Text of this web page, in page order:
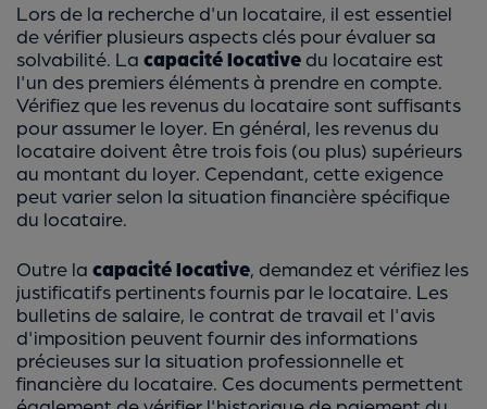
Lors de la recherche d'un locataire, il est essentiel
de vérifier plusieurs aspects clés pour évaluer sa
solvabilité. La capacité locative du locataire est
l'un des premiers éléments à prendre en compte.
Vérifiez que les revenus du locataire sont suffisants
pour assumer le loyer. En général, les revenus du
locataire doivent être trois fois (ou plus) supérieurs
au montant du loyer. Cependant, cette exigence
peut varier selon la situation financière spécifique
du locataire.
Outre la capacité locative, demandez et vérifiez les
justificatifs pertinents fournis par le locataire. Les
bulletins de salaire, le contrat de travail et l'avis
d'imposition peuvent fournir des informations
précieuses sur la situation professionnelle et
financière du locataire. Ces documents permettent